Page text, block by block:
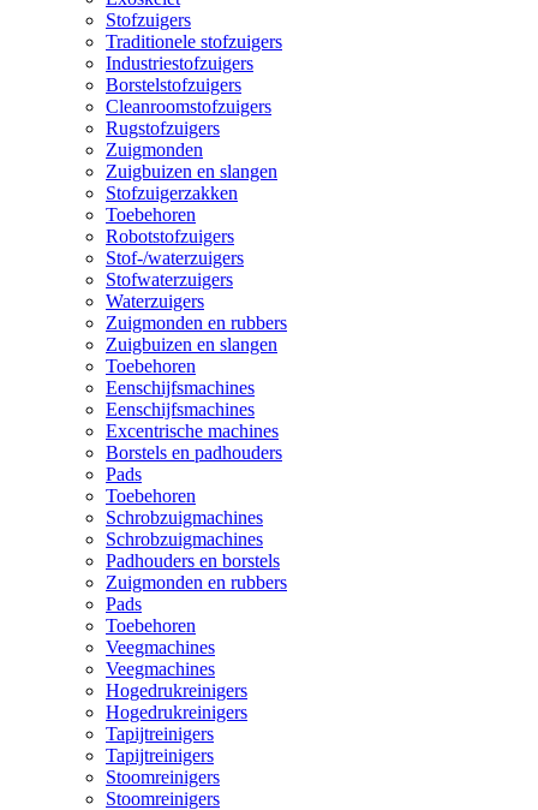
Stofzuigers
Traditionele stofzuigers
Industriestofzuigers
Borstelstofzuigers
Cleanroomstofzuigers
Rugstofzuigers
Zuigmonden
Zuigbuizen en slangen
Stofzuigerzakken
Toebehoren
Robotstofzuigers
Stof-/waterzuigers
Stofwaterzuigers
Waterzuigers
Zuigmonden en rubbers
Zuigbuizen en slangen
Toebehoren
Eenschijfsmachines
Eenschijfsmachines
Excentrische machines
Borstels en padhouders
Pads
Toebehoren
Schrobzuigmachines
Schrobzuigmachines
Padhouders en borstels
Zuigmonden en rubbers
Pads
Toebehoren
Veegmachines
Veegmachines
Hogedrukreinigers
Hogedrukreinigers
Tapijtreinigers
Tapijtreinigers
Stoomreinigers
Stoomreinigers